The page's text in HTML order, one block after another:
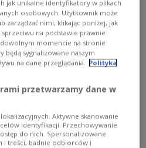
Schoenberg dokonał
na baryton i orkiestrę.
jak unikalne identyfikatory w plikach
osobowych. Użytkownik może
zarządzać nimi, klikając poniżej, jak
na podstawie prawnie
momencie na stronie
sygnalizowane naszym
na dane przeglądania. Polityka
przetwarzamy dane w
Aktywne skanowanie
identyfikacji. Przechowywanie
do nich. Spersonalizowane
i treści, badnie odbiorców i